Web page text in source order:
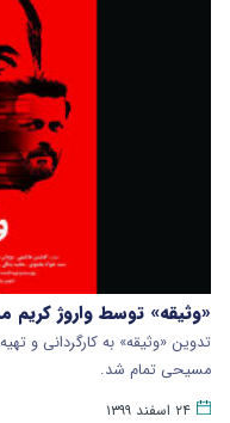
«وثیقه» توسط واروژ
تدوین «وثیقه» به کارگردانی و
مسیحی تمام شد.
۲۴ اسفند ۱۳۹۹